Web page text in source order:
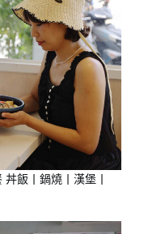
飯丨鍋燒丨漢堡丨